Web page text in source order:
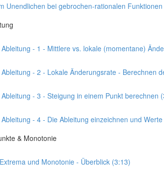
Unendlichen bei gebrochen-rationalen Funktionen
- 1 - Mittlere vs. lokale (momentane)
- 2 - Lokale Änderungsrate - Berechnen
- 3 - Steigung in einem Punkt berechnen
- 4 - Die Ableitung einzeichnen und
& Monotonie
und Monotonie - Überblick (3:13)